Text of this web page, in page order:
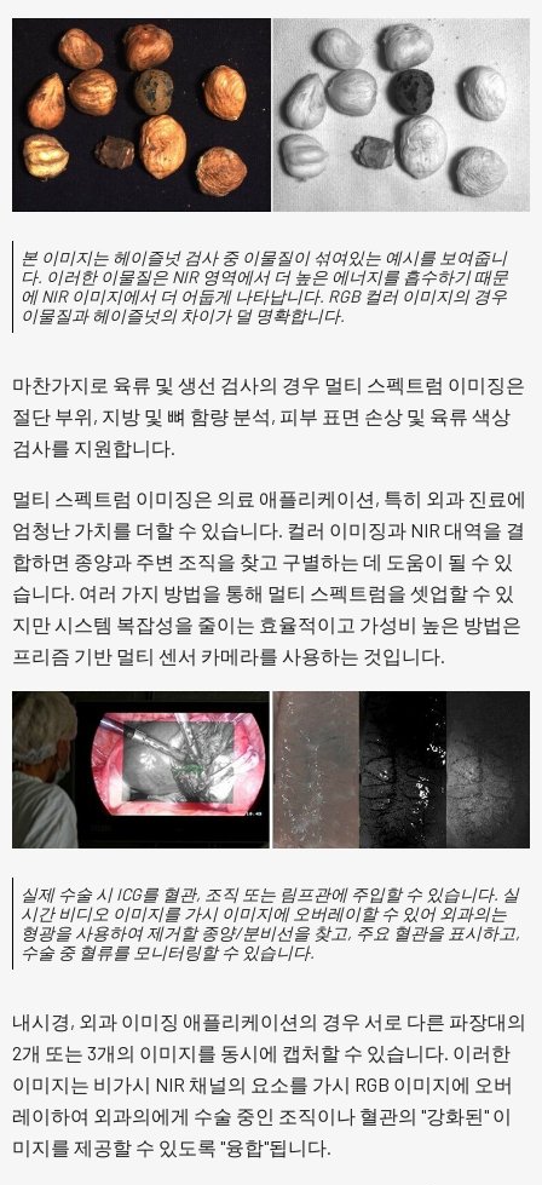
본 이미지는 헤이즐넛 검사 중 이물질이 섞여있는 예시를 보여줍니
다. 이러한 이물질은 NIR 영역에서 더 높은 에너지를 흡수하기 때문
에 NIR 이미지에서 더 어둡게 나타납니다. RGB 컬러 이미지의 경우
이물질과 헤이즐넛의 차이가 덜 명확합니다.
마찬가지로 육류 및 생선 검사의 경우 멀티 스펙트럼 이미징은
절단 부위, 지방 및 뼈 함량 분석, 피부 표면 손상 및 육류 색상
검사를 지원합니다.
멀티 스펙트럼 이미징은 의료 애플리케이션, 특히 외과 진료에
엄청난 가치를 더할 수 있습니다. 컬러 이미징과 NIR 대역을 결
합하면 종양과 주변 조직을 찾고 구별하는 데 도움이 될 수 있
습니다. 여러 가지 방법을 통해 멀티 스펙트럼을 셋업할 수 있
지만 시스템 복잡성을 줄이는 효율적이고 가성비 높은 방법은
프리즘 기반 멀티 센서 카메라를 사용하는 것입니다.
실제 수술 시 ICG를 혈관, 조직 또는 림프관에 주입할 수 있습니다. 실
시간 비디오 이미지를 가시 이미지에 오버레이할 수 있어 외과의는
형광을 사용하여 제거할 종양/분비선을 찾고, 주요 혈관을 표시하고,
수술 중 혈류를 모니터링할 수 있습니다.
내시경, 외과 이미징 애플리케이션의 경우 서로 다른 파장대의
2개 또는 3개의 이미지를 동시에 캡처할 수 있습니다. 이러한
이미지는 비가시 NIR 채널의 요소를 가시 RGB 이미지에 오버
레이하여 외과의에게 수술 중인 조직이나 혈관의 "강화된" 이
미지를 제공할 수 있도록 "융합"됩니다.